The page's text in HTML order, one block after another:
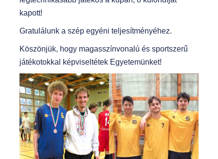
kapott!
Gratulálunk a szép egyéni teljesítményéhez.
Köszönjük, hogy magasszínvonalú és sportszerű
játékotokkal képviseltétek Egyetemünket!